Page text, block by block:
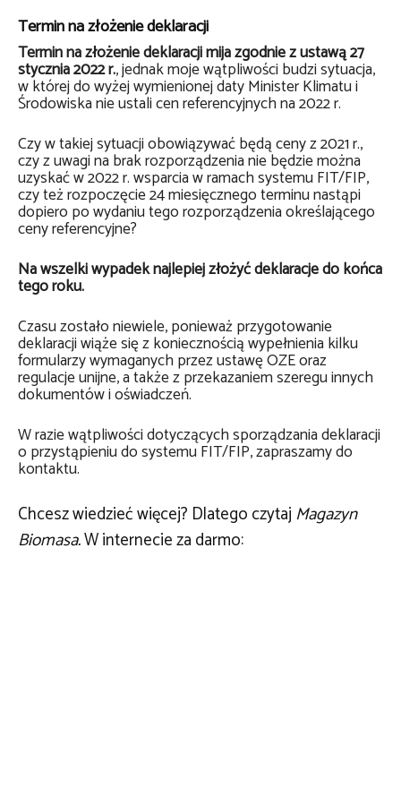
Termin na złożenie deklaracji
Termin na złożenie deklaracji mija zgodnie z ustawą 27
stycznia 2022 r., jednak moje wątpliwości budzi sytuacja,
w której do wyżej wymienionej daty Minister Klimatu i
Środowiska nie ustali cen referencyjnych na 2022 r.
Czy w takiej sytuacji obowiązywać będą ceny z 2021 r.,
czy z uwagi na brak rozporządzenia nie będzie można
uzyskać w 2022 r. wsparcia w ramach systemu FIT/FIP,
czy też rozpoczęcie 24 miesięcznego terminu nastąpi
dopiero po wydaniu tego rozporządzenia określającego
ceny referencyjne?
Na wszelki wypadek najlepiej złożyć deklaracje do końca
tego roku.
Czasu zostało niewiele, ponieważ przygotowanie
deklaracji wiąże się z koniecznością wypełnienia kilku
formularzy wymaganych przez ustawę OZE oraz
regulacje unijne, a także z przekazaniem szeregu innych
dokumentów i oświadczeń.
W razie wątpliwości dotyczących sporządzania deklaracji
o przystąpieniu do systemu FIT/FIP, zapraszamy do
kontaktu.
Chcesz wiedzieć więcej? Dlatego czytajMagazyn
Biomasa.W internecie za darmo: